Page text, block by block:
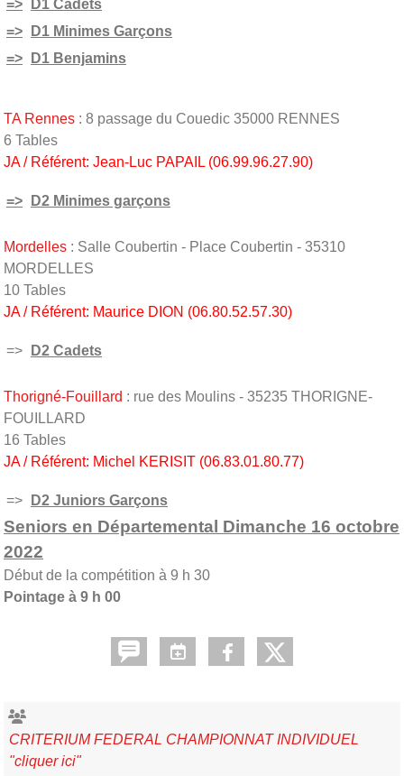
=>
D1 Cadets
=>
D1 Minimes Garçons
=>
D1 Benjamins
TA Rennes : 8 passage du Couedic 35000 RENNES
6 Tables
JA / Référent: Jean-Luc PAPAIL (06.99.96.27.90)
=> D2 Minimes garçons
Mordelles : Salle Coubertin - Place Coubertin - 35310
MORDELLES
10 Tables
JA / Référent: Maurice DION (06.80.52.57.30)
=> D2 Cadets
Thorigné-Fouillard : rue des Moulins - 35235 THORIGNE-
FOUILLARD
16 Tables
JA / Référent: Michel KERISIT (06.83.01.80.77)
=> D2 Juniors Garçons
Seniors en Départemental Dimanche 16 octobre
2022
Début de la compétition à 9 h 30
Pointage à 9 h 00
CRITERIUM FEDERAL CHAMPIONNAT INDIVIDUEL
"cliquer ici"